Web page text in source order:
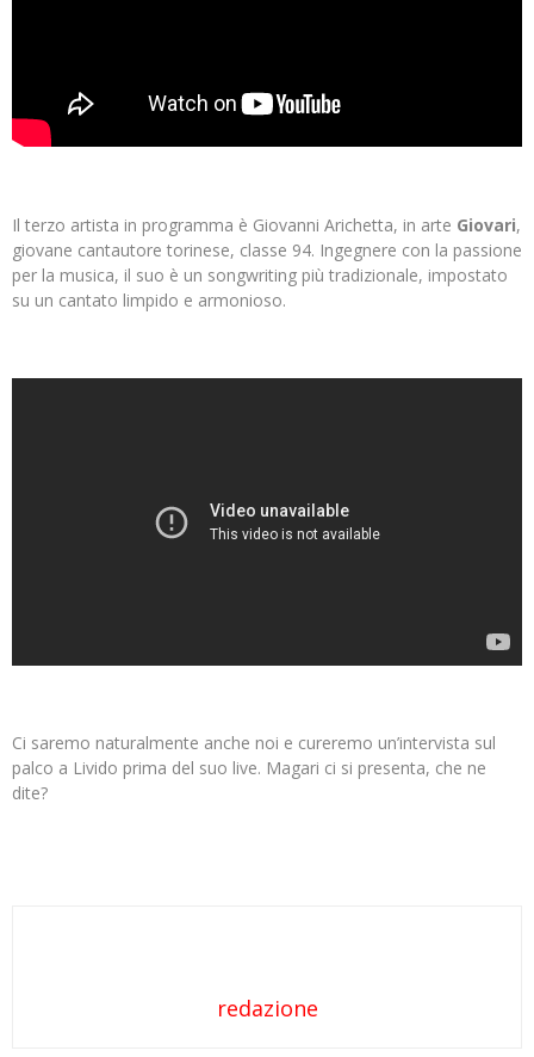
Il terzo artista in programma è Giovanni Arichetta, in arte Giovari,
giovane cantautore torinese, classe 94. Ingegnere con la passione
per la musica, il suo è un songwriting più tradizionale, impostato
su un cantato limpido e armonioso.
Ci saremo naturalmente anche noi e cureremo un’intervista sul
palco a Livido prima del suo live. Magari ci si presenta, che ne
dite?
redazione